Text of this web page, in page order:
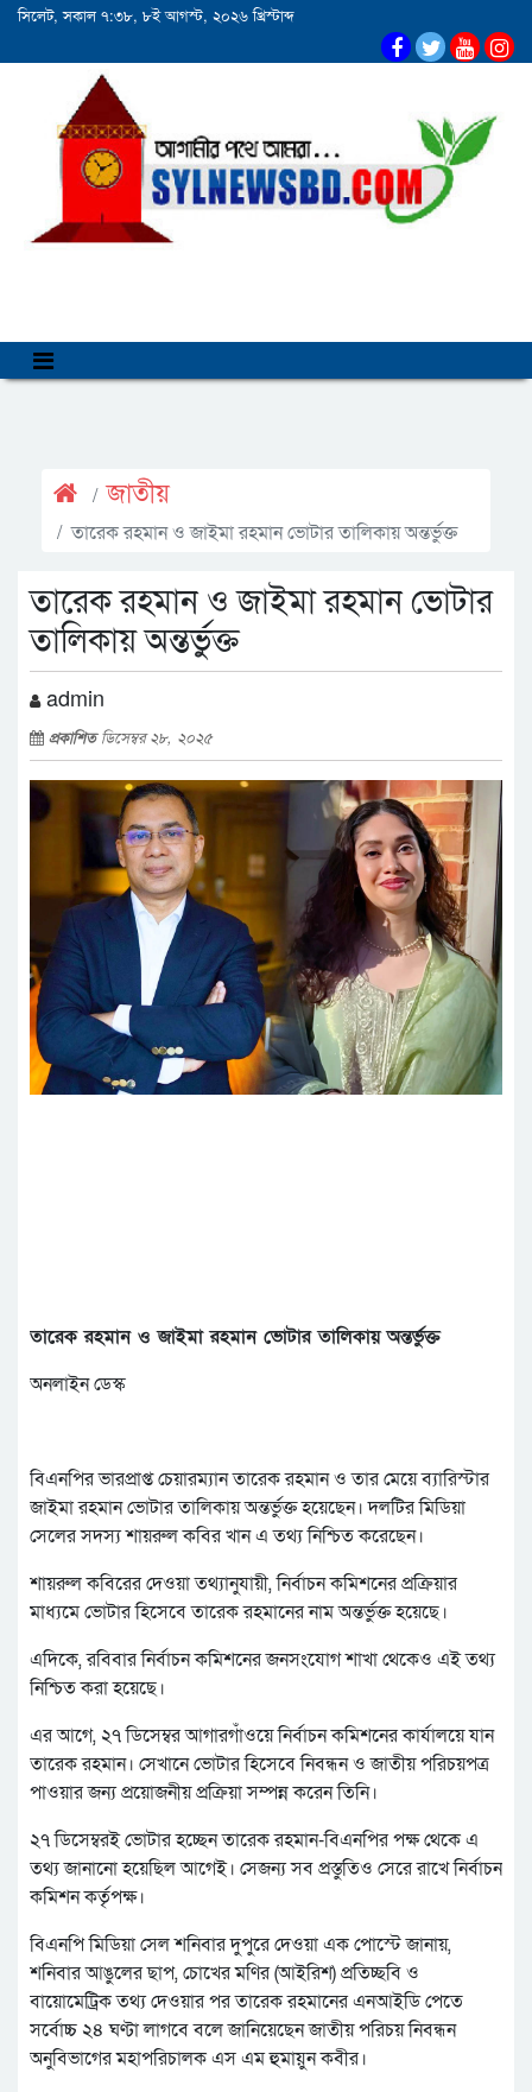
সিলেট, সকাল ৭:৩৮, ৮ই আগস্ট, ২০২৬ খ্রিস্টাব্দ
জাতীয়
তারেক রহমান ও জাইমা রহমান ভোটার তালিকায় অন্তর্ভুক্ত
তারেক রহমান ও জাইমা রহমান ভোটার
তালিকায় অন্তর্ভুক্ত
admin
প্রকাশিতডিসেম্বর ২৮, ২০২৫
তারেক রহমান ও জাইমা রহমান ভোটার তালিকায় অন্তর্ভুক্ত
অনলাইন ডেস্ক
বিএনপির ভারপ্রাপ্ত চেয়ারম্যান তারেক রহমান ও তার মেয়ে ব্যারিস্টার
জাইমা রহমান ভোটার তালিকায় অন্তর্ভুক্ত হয়েছেন। দলটির মিডিয়া
সেলের সদস্য শায়রুল কবির খান এ তথ্য নিশ্চিত করেছেন।
শায়রুল কবিরের দেওয়া তথ্যানুযায়ী, নির্বাচন কমিশনের প্রক্রিয়ার
মাধ্যমে ভোটার হিসেবে তারেক রহমানের নাম অন্তর্ভুক্ত হয়েছে।
এদিকে, রবিবার নির্বাচন কমিশনের জনসংযোগ শাখা থেকেও এই তথ্য
নিশ্চিত করা হয়েছে।
এর আগে, ২৭ ডিসেম্বর আগারগাঁওয়ে নির্বাচন কমিশনের কার্যালয়ে যান
তারেক রহমান। সেখানে ভোটার হিসেবে নিবন্ধন ও জাতীয় পরিচয়পত্র
পাওয়ার জন্য প্রয়োজনীয় প্রক্রিয়া সম্পন্ন করেন তিনি।
২৭ ডিসেম্বরই ভোটার হচ্ছেন তারেক রহমান-বিএনপির পক্ষ থেকে এ
তথ্য জানানো হয়েছিল আগেই। সেজন্য সব প্রস্তুতিও সেরে রাখে নির্বাচন
কমিশন কর্তৃপক্ষ।
বিএনপি মিডিয়া সেল শনিবার দুপুরে দেওয়া এক পোস্টে জানায়,
শনিবার আঙুলের ছাপ, চোখের মণির (আইরিশ) প্রতিচ্ছবি ও
বায়োমেট্রিক তথ্য দেওয়ার পর তারেক রহমানের এনআইডি পেতে
সর্বোচ্চ ২৪ ঘণ্টা লাগবে বলে জানিয়েছেন জাতীয় পরিচয় নিবন্ধন
অনুবিভাগের মহাপরিচালক এস এম হুমায়ুন কবীর।